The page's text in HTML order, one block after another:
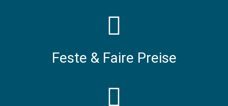
Feste & Faire Preise